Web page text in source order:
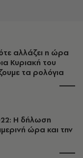
αλλάζει η ώρα
Κυριακή του
τα ρολόγια
Η δήλωση
ώρα και την